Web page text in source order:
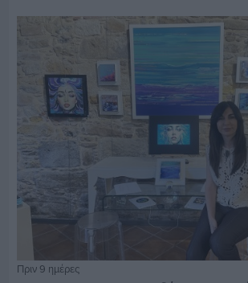
Πριν 9 ημέρες